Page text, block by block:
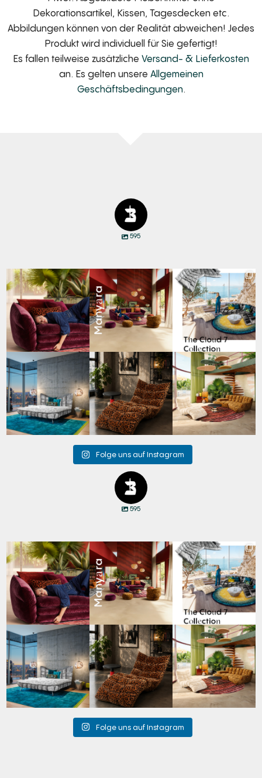
Dekorationsartikel, Kissen, Tagesdecken etc.
Abbildungen können von der Realität abweichen! Jedes
Produkt wird individuell für Sie gefertigt!
Es fallen teilweise zusätzliche Versand- & Lieferkosten
an. Es gelten unsere Allgemeinen
Geschäftsbedingungen.
595
Den Kopf anlehnen. Die
Gedanken auf Reisen...
49 0
Manyara. Inspiriert von
der Weite Afrikas....
53 2
Für jeden Lieblingsplatz
die passende Cloud.
☁️...
60 1
Cloud 7 – nicht nur zum
Sitzen, sondern auch
zum ...
145 3
A bold statement. A
quiet retreat.
Mit unserem...
198 4
Take a walk on the wild
side. 🐆
Anlässlich...
104 1
Folge uns auf Instagram
595
Den Kopf anlehnen. Die
Gedanken auf Reisen...
49 0
Manyara. Inspiriert von
der Weite Afrikas....
53 2
Für jeden Lieblingsplatz
die passende Cloud.
☁️...
60 1
Cloud 7 – nicht nur zum
Sitzen, sondern auch
zum ...
145 3
A bold statement. A
quiet retreat.
Mit unserem...
198 4
Take a walk on the wild
side. 🐆
Anlässlich...
104 1
Folge uns auf Instagram